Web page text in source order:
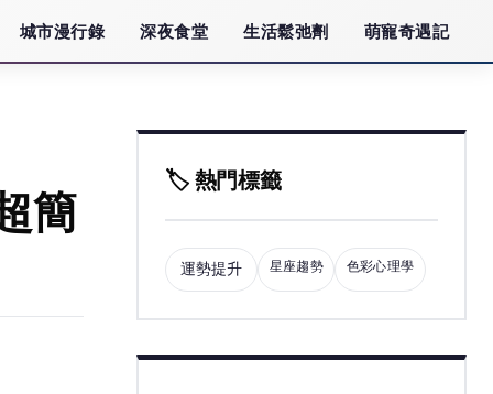
城市漫行錄 深夜食堂 生活鬆弛劑 萌寵奇遇記
簡
🏷️ 熱門標籤
運勢提升 星座趨勢 色彩心理學